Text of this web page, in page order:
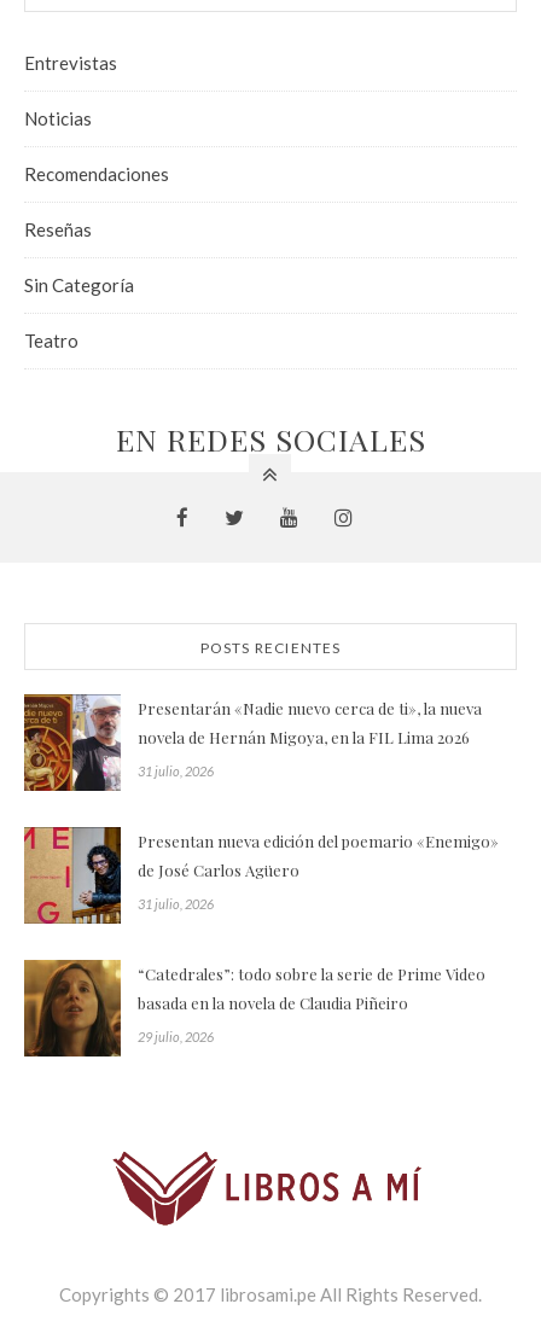
Entrevistas
Noticias
Recomendaciones
Reseñas
Sin Categoría
Teatro
EN REDES SOCIALES
POSTS RECIENTES
Presentarán «Nadie nuevo cerca de ti», la nueva
novela de Hernán Migoya, en la FIL Lima 2026
31 julio, 2026
Presentan nueva edición del poemario «Enemigo»
de José Carlos Agüero
31 julio, 2026
“Catedrales”: todo sobre la serie de Prime Video
basada en la novela de Claudia Piñeiro
29 julio, 2026
Copyrights © 2017 librosami.pe All Rights Reserved.